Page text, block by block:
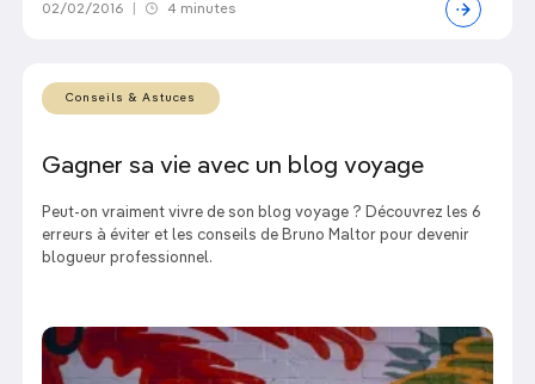
02/02/2016 4 minutes
Conseils & Astuces
Gagner sa vie avec un blog voyage
Peut-on vraiment vivre de son blog voyage ? Découvrez les 6
erreurs à éviter et les conseils de Bruno Maltor pour devenir
blogueur professionnel.